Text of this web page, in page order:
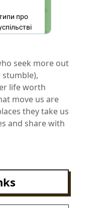
seek more out
life worth
move us are
they take us
and share with